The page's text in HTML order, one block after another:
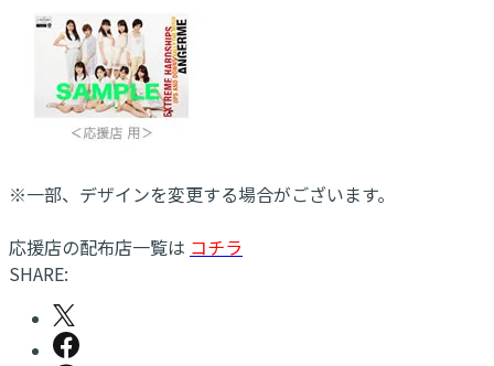
※一部、デザインを変更する場合がございます。
応援店の配布店一覧は コチラ
SHARE: